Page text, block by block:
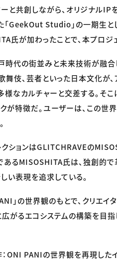
ーと共創しながら、オリジナル
GeekOut Studio」の一期生と
氏が加わったことで、本プロジ
時代の街並みと未来技術が融
舞伎、芸者といった日本文化が
なカルチャーと交差する。そ
が特徴だ。ユーザーは、この世
クションはGLITCHRAVEの
あるMISOSHITA氏は、独創的
い表現を追求している。
」の世界観のもとで、クリエ
がるエコシステムの構築を目
ONI PANIの世界観を再現した